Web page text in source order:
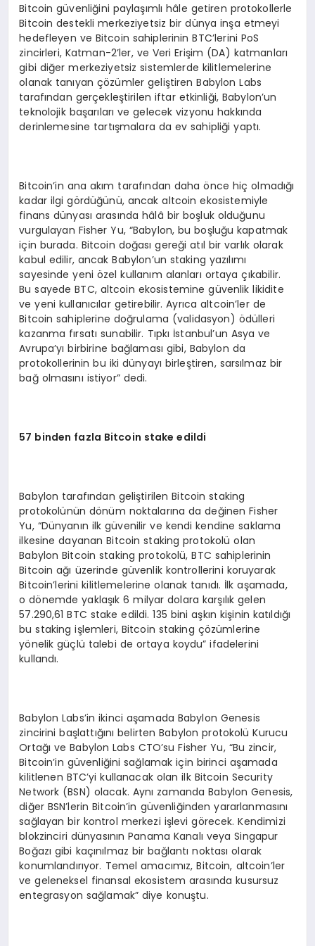
Bitcoin güvenliğini paylaşımlı hâle getiren protokollerle
Bitcoin destekli merkeziyetsiz bir dünya inşa etmeyi
hedefleyen ve Bitcoin sahiplerinin BTC’lerini PoS
zincirleri, Katman-2’ler, ve Veri Erişim (DA) katmanları
gibi diğer merkeziyetsiz sistemlerde kilitlemelerine
olanak tanıyan çözümler geliştiren Babylon Labs
tarafından gerçekleştirilen iftar etkinliği, Babylon’un
teknolojik başarıları ve gelecek vizyonu hakkında
derinlemesine tartışmalara da ev sahipliği yaptı.
Bitcoin’in ana akım tarafından daha önce hiç olmadığı
kadar ilgi gördüğünü, ancak altcoin ekosistemiyle
finans dünyası arasında hâlâ bir boşluk olduğunu
vurgulayan Fisher Yu, “Babylon, bu boşluğu kapatmak
için burada. Bitcoin doğası gereği atıl bir varlık olarak
kabul edilir, ancak Babylon’un staking yazılımı
sayesinde yeni özel kullanım alanları ortaya çıkabilir.
Bu sayede BTC, altcoin ekosistemine güvenlik likidite
ve yeni kullanıcılar getirebilir. Ayrıca altcoin’ler de
Bitcoin sahiplerine doğrulama (validasyon) ödülleri
kazanma fırsatı sunabilir. Tıpkı İstanbul’un Asya ve
Avrupa’yı birbirine bağlaması gibi, Babylon da
protokollerinin bu iki dünyayı birleştiren, sarsılmaz bir
bağ olmasını istiyor” dedi.
57 binden fazla Bitcoin stake edildi
Babylon tarafından geliştirilen Bitcoin staking
protokolünün dönüm noktalarına da değinen Fisher
Yu, “Dünyanın ilk güvenilir ve kendi kendine saklama
ilkesine dayanan Bitcoin staking protokolü olan
Babylon Bitcoin staking protokolü, BTC sahiplerinin
Bitcoin ağı üzerinde güvenlik kontrollerini koruyarak
Bitcoin’lerini kilitlemelerine olanak tanıdı. İlk aşamada,
o dönemde yaklaşık 6 milyar dolara karşılık gelen
57.290,61 BTC stake edildi. 135 bini aşkın kişinin katıldığı
bu staking işlemleri, Bitcoin staking çözümlerine
yönelik güçlü talebi de ortaya koydu” ifadelerini
kullandı.
Babylon Labs’in ikinci aşamada Babylon Genesis
zincirini başlattığını belirten Babylon protokolü Kurucu
Ortağı ve Babylon Labs CTO’su Fisher Yu, “Bu zincir,
Bitcoin’in güvenliğini sağlamak için birinci aşamada
kilitlenen BTC’yi kullanacak olan ilk Bitcoin Security
Network (BSN) olacak. Aynı zamanda Babylon Genesis,
diğer BSN’lerin Bitcoin’in güvenliğinden yararlanmasını
sağlayan bir kontrol merkezi işlevi görecek. Kendimizi
blokzinciri dünyasının Panama Kanalı veya Singapur
Boğazı gibi kaçınılmaz bir bağlantı noktası olarak
konumlandırıyor. Temel amacımız, Bitcoin, altcoin’ler
ve geleneksel finansal ekosistem arasında kusursuz
entegrasyon sağlamak” diye konuştu.